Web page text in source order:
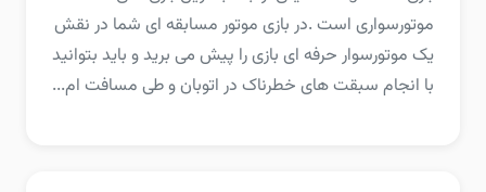
موتورسواری است .در بازی موتور مسابقه ای شما در نقش
یک موتورسوار حرفه ای بازی را پیش می برید و باید بتوانید
با انجام سبقت های خطرناک در اتوبان و طی مسافت ام...